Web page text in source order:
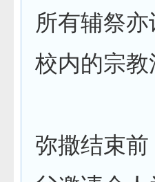
所有辅祭
校内的宗教
弥撒结束